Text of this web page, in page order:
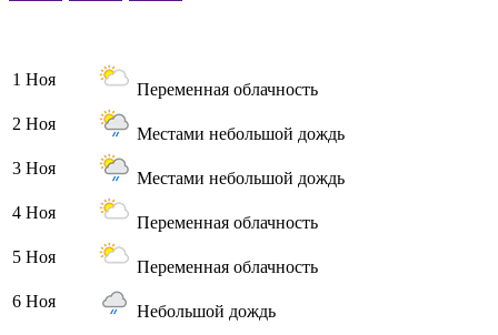
1 Ноя
Переменная облачность
2 Ноя
Местами небольшой дождь
3 Ноя
Местами небольшой дождь
4 Ноя
Переменная облачность
5 Ноя
Переменная облачность
6 Ноя
Небольшой дождь